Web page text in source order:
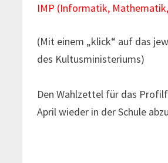
IMP (Informatik,
(Mit einem „klick“ auf das
des Kultusministeriums)
Den Wahlzettel für das
April wieder in der Schule